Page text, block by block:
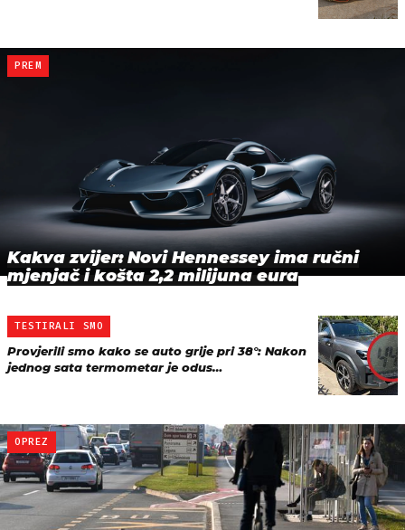
PREM
Kakva zvijer: Novi Hennessey ima ručni
mjenjač i košta 2,2 milijuna eura
TESTIRALI SMO
Provjerili smo kako se auto grije pri 38°: Nakon
jednog sata termometar je odus…
OPREZ